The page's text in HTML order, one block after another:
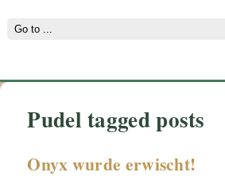
Hunde-Parkhotel
Pudel tagged posts
Onyx wurde erwischt!